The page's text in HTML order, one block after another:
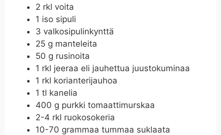
2 rkl voita
1 iso sipuli
3 valkosipulinkynttä
25 g manteleita
50 g rusinoita
1 rkl jeeraa eli jauhettua juustokuminaa
1 rkl korianterijauhoa
1 tl kanelia
400 g purkki tomaattimurskaa
2-4 rkl ruokosokeria
10-70 grammaa tummaa suklaata